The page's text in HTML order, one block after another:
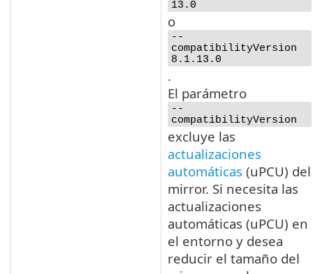
13.0
o
--
compatibilityVersion
8.1.13.0
.
El parámetro
--
compatibilityVersion
excluye las
actualizaciones
automáticas (uPCU) del
mirror. Si necesita las
actualizaciones
automáticas (uPCU) en
el entorno y desea
reducir el tamaño del